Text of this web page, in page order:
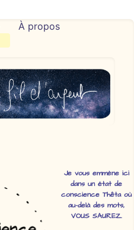
À propos
Je vous emmène ici
dans un état de
conscience Thêta où
au-delà des mots,
VOUS SAUREZ.